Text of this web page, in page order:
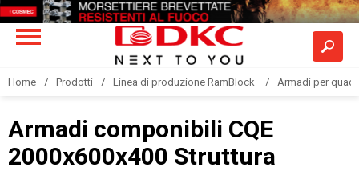
Home Prodotti Linea di produzione RamBlock Armadi per
Armadi componibili CQE
2000x600x400 Struttura